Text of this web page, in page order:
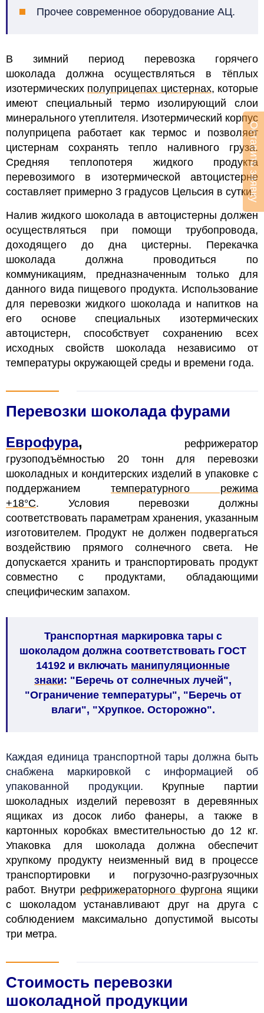
Прочее современное оборудование АЦ.
В зимний период перевозка горячего
шоколада должна осуществляться в тёплых
изотермических полуприцепах цистернах, которые
имеют специальный термо изолирующий слои
минерального утеплителя. Изотермический корпус
полуприцепа работает как термос и позволяет
цистернам сохранять тепло наливного груза.
Средняя теплопотеря жидкого продукта
перевозимого в изотермической автоцистерне
составляет примерно 3 градусов Цельсия в сутки.
Налив жидкого шоколада в автоцистерны должен
осуществляться при помощи трубопровода,
доходящего до дна цистерны. Перекачка
шоколада должна проводиться по
коммуникациям, предназначенным только для
данного вида пищевого продукта. Использование
для перевозки жидкого шоколада и напитков на
его основе специальных изотермических
автоцистерн, способствует сохранению всех
исходных свойств шоколада независимо от
температуры окружающей среды и времени года.
Перевозки шоколада фурами
Еврофура, рефрижератор
грузоподъёмностью 20 тонн для перевозки
шоколадных и кондитерских изделий в упаковке с
поддержанием температурного режима
+18°C. Условия перевозки должны
соответствовать параметрам хранения, указанным
изготовителем. Продукт не должен подвергаться
воздействию прямого солнечного света. Не
допускается хранить и транспортировать продукт
совместно с продуктами, обладающими
специфическим запахом.
Транспортная маркировка тары с
шоколадом должна соответствовать ГОСТ
14192 и включать манипуляционные
знаки: "Беречь от солнечных лучей",
"Ограничение температуры", "Беречь от
влаги", "Хрупкое. Осторожно".
Каждая единица транспортной тары должна быть
снабжена маркировкой с информацией об
упакованной продукции. Крупные партии
шоколадных изделий перевозят в деревянных
ящиках из досок либо фанеры, а также в
картонных коробках вместительностью до 12 кг.
Упаковка для шоколада должна обеспечит
хрупкому продукту неизменный вид в процессе
транспортировки и погрузочно-разгрузочных
работ. Внутри рефрижераторного фургона ящики
с шоколадом устанавливают друг на друга с
соблюдением максимально допустимой высоты
три метра.
Стоимость перевозки
шоколадной продукции
Оставить заявку